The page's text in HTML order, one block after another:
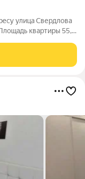
улица Свердлова
квартиры 55,5
Окна выходят во